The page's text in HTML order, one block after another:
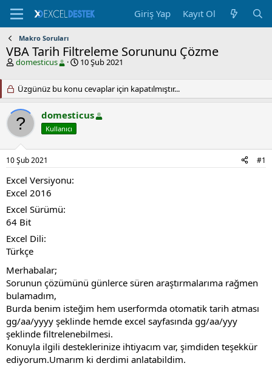
Giriş Yap Kayıt Ol
Makro Soruları
VBA Tarih Filtreleme Sorununu Çözme
K
u
y
u
b
ş
l
a
t
a
domesticus
B
l
a
g
t
r
10 Şub 2021
Üzgünüz bu konu cevaplar için kapatılmıştır...
domesticus
Kullanıcı
10 Şub 2021 #1
Excel Versiyonu
Excel 2016
Excel Sürümü
64 Bit
Excel Dili
Türkçe
Merhabalar;
Sorunun çözümünü günlerce süren araştırmalarıma rağmen
bulamadım,
Burda benim isteğim hem userformda otomatik tarih atması
gg/aa/yyyy şeklinde hemde excel sayfasında gg/aa/yyy
şeklinde filtrelenebilmesi.
Konuyla ilgili desteklerinize ihtiyacım var, şimdiden teşekkür
ediyorum.Umarım ki derdimi anlatabildim.